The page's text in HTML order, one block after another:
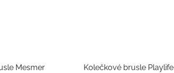
Mesmer
Kolečkové brusle Playlife